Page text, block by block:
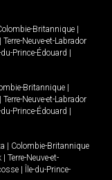
Britannique
Terre-Neuve-et-Labrador
du-Prince-Édouard
Britannique
Terre-Neuve-et-Labrador
du-Prince-Édouard
Colombie-Britannique
Terre-Neuve-et-
Île-du-Prince-